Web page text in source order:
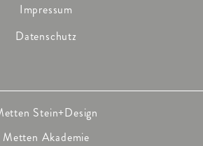
Impressum
Datenschutz
Stein+Design
Metten Akademie